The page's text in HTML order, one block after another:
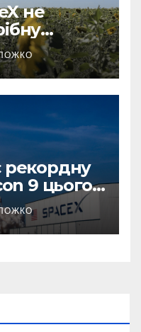
не
для
рекордну
9 цього